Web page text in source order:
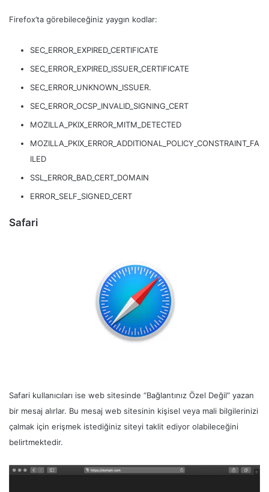
Firefox’ta görebileceğiniz yaygın kodlar:
SEC_ERROR_EXPIRED_CERTIFICATE
SEC_ERROR_EXPIRED_ISSUER_CERTIFICATE
SEC_ERROR_UNKNOWN_ISSUER.
SEC_ERROR_OCSP_INVALID_SIGNING_CERT
MOZILLA_PKIX_ERROR_MITM_DETECTED
MOZILLA_PKIX_ERROR_ADDITIONAL_POLICY_CONSTRAINT_FA
ILED
SSL_ERROR_BAD_CERT_DOMAIN
ERROR_SELF_SIGNED_CERT
Safari
Safari kullanıcıları ise web sitesinde “Bağlantınız Özel Değil” yazan
bir mesaj alırlar. Bu mesaj web sitesinin kişisel veya mali bilgilerinizi
çalmak için erişmek istediğiniz siteyi taklit ediyor olabileceğini
belirtmektedir.